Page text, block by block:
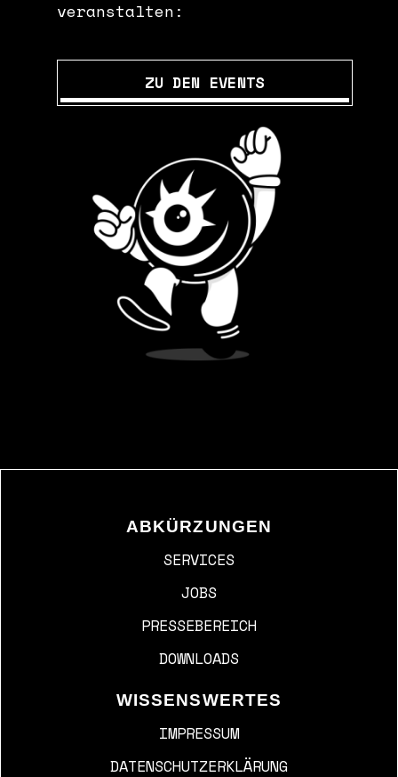
veranstalten:
ZU DEN EVENTS
ABKÜRZUNGEN
SERVICES
JOBS
PRESSEBEREICH
DOWNLOADS
WISSENSWERTES
IMPRESSUM
DATENSCHUTZERKLÄRUNG